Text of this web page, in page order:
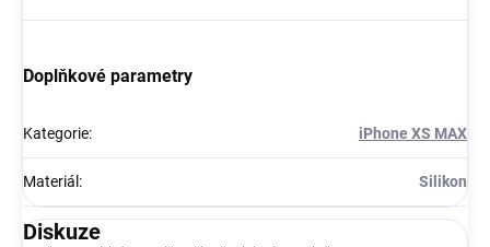
Doplňkové parametry
Kategorie: iPhone XS MAX
Materiál : Silikon
Diskuze